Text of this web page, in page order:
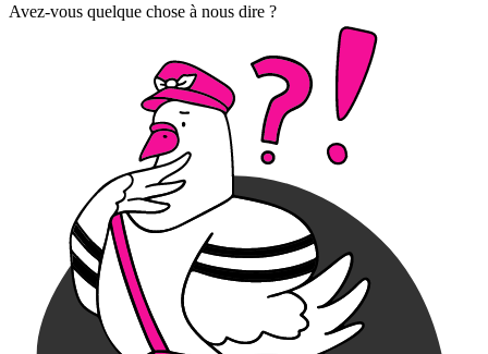
Avez-vous quelque chose à nous dire ?